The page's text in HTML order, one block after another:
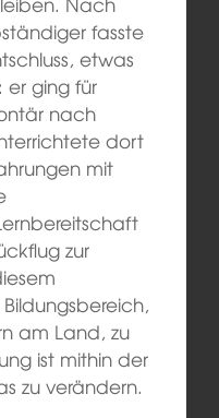
fasste
etwas
er ging für
nach
dort
mit
zur
am Land, zu
ist mithin der
zu verändern.